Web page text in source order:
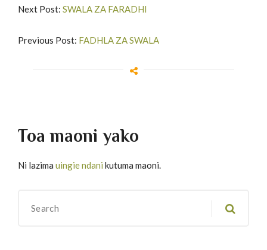
Next Post: SWALA ZA FARADHI
Previous Post: FADHLA ZA SWALA
Toa maoni yako
Ni lazima uingie ndani kutuma maoni.